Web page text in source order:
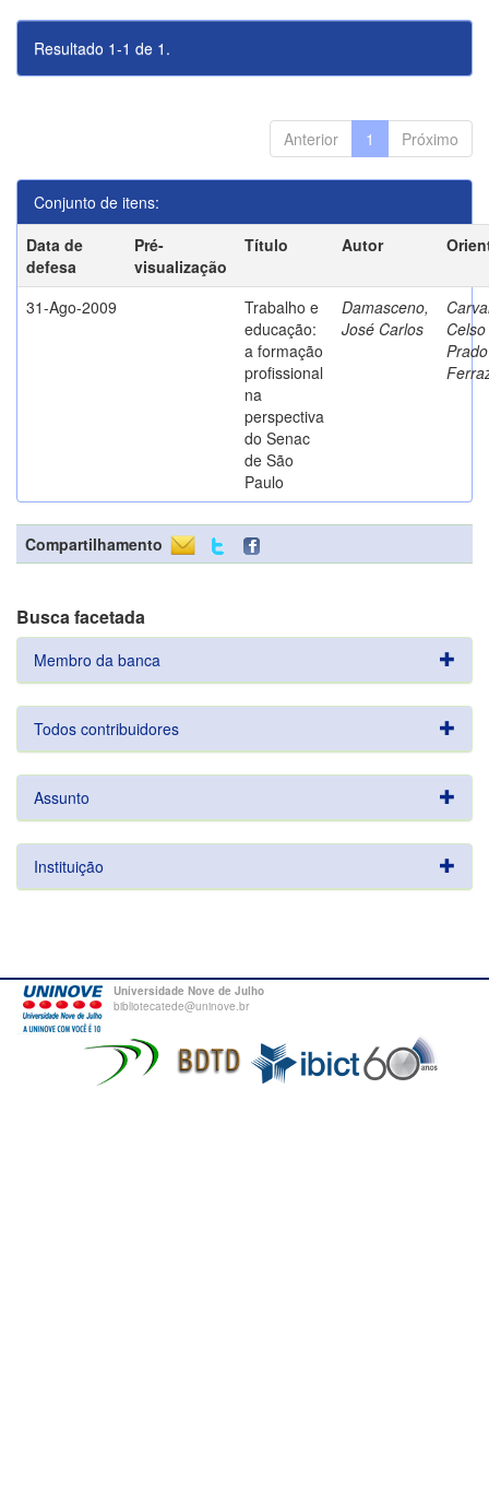
Resultado 1-1 de 1.
Anterior 1 Próximo
Conjunto de itens:
Data de
defesa
Pré-
visualização
Título Autor
31-Ago-2009
Trabalho e
educação:
a formação
profissional
na
perspectiva
do Senac
de São
Paulo
Damasceno,
José Carlos
Prado
Compartilhamento
Busca facetada
Membro da banca
Todos contribuidores
Assunto
Instituição
Universidade Nove de Julho
bibliotecatede@uninove.br